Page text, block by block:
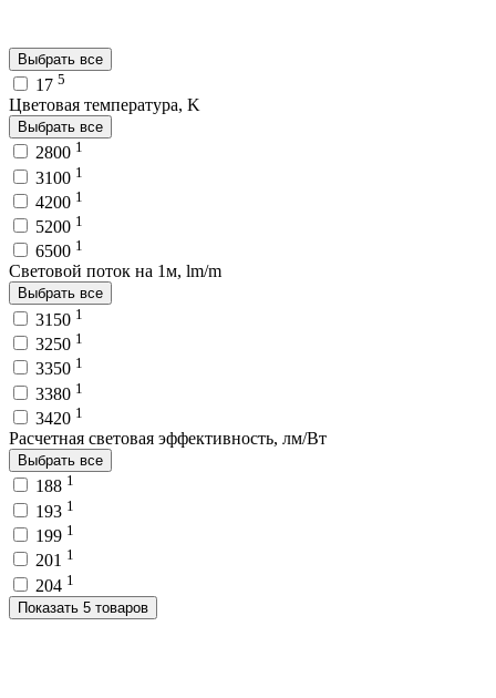
Выбрать все
17 5
Цветовая температура, K
Выбрать все
2800 1
3100 1
4200 1
5200 1
6500 1
Световой поток на 1м, lm/m
Выбрать все
3150 1
3250 1
3350 1
3380 1
3420 1
Расчетная световая эффективность, лм/Вт
Выбрать все
188 1
193 1
199 1
201 1
204 1
Показать 5 товаров